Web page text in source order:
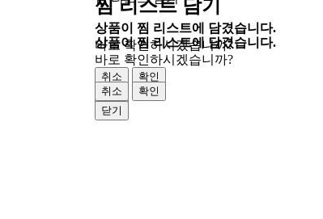
상품이 찜 리스트에 담겼습니다.
바로 확인하시겠습니까?
취소
확인
닫기
찜 리스트 담기
상품이 찜 리스트에 담겼습니다.
바로 확인하시겠습니까?
취소
확인
닫기